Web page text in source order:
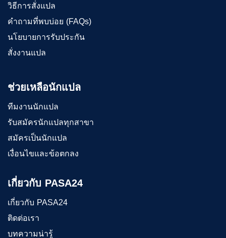
วิธีการสั่งแปล
คำถามที่พบบ่อย (FAQs)
นโยบายการรับประกัน
สั่งงานแปล
ช่วยเหลือนักแปล
ทีมงานนักแปล
รับสมัครนักแปลทุกสาขา
สมัครเป็นนักแปล
เงื่อนไขและข้อตกลง
เกี่ยวกับ PASA24
เกี่ยวกับ PASA24
ติดต่อเรา
บทความน่ารู้